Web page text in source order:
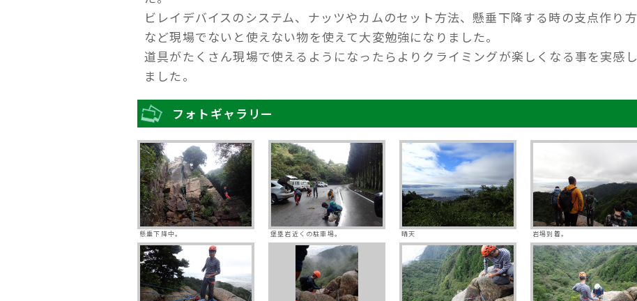
ビレイデバイスのシステム、ナッツやカムのセット方法、懸垂下降する時の支点作り方
など現場でないと使えない物を使えて大変勉強になりました。
道具がたくさん現場で使えるようになったらよりクライミングが楽しくなる事を実感し
ました。
フォトギャラリー
懸垂下降中。 堡塁岩近くの駐車場。 晴天 岩場到着。